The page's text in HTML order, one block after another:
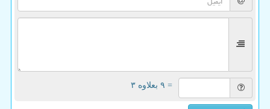
= ۹ بعلاوه ۳